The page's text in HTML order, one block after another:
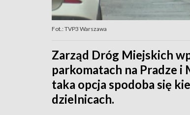
Fot.: TVP3 Warszawa
Zarząd Dróg Miejskich
parkomatach na Pradze i
taka opcja spodoba się
dzielnicach.